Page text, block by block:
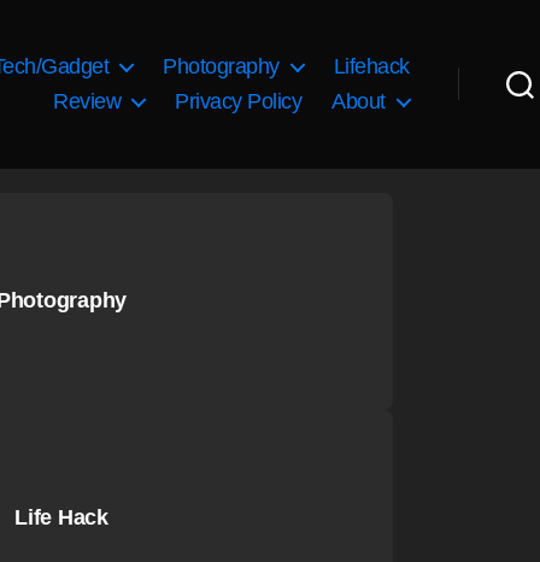
Gadget Photography
Lifehack
Review
Privacy Policy About
Life Hack